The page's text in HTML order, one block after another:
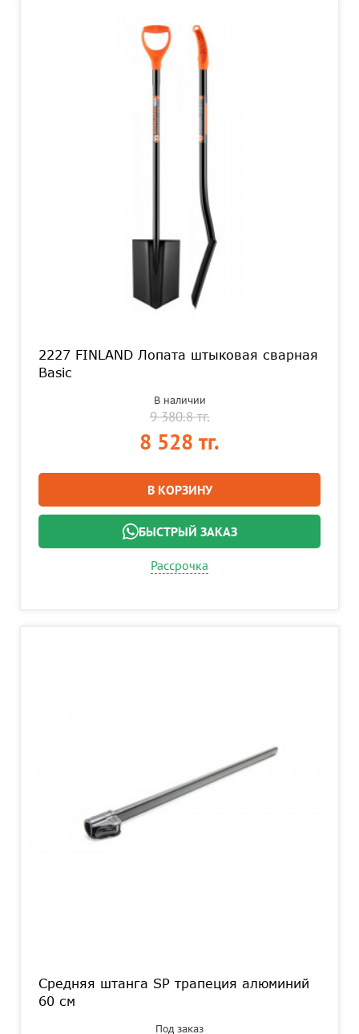
2227 FINLAND Лопата штыковая сварная
Basic
В наличии
9 380.8 тг.
8 528 тг.
В КОРЗИНУ
БЫСТРЫЙ ЗАКАЗ
Рассрочка
Средняя штанга SP трапеция алюминий
60 см
Под заказ